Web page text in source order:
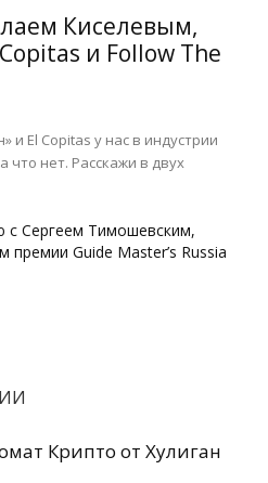
Киселевым,
и Follow The
и El Copitas у нас в индустрии
что нет. Расскажи в двух
с Сергеем Тимошевским,
премии Guide Master’s Russia
Крипто от Хулиган